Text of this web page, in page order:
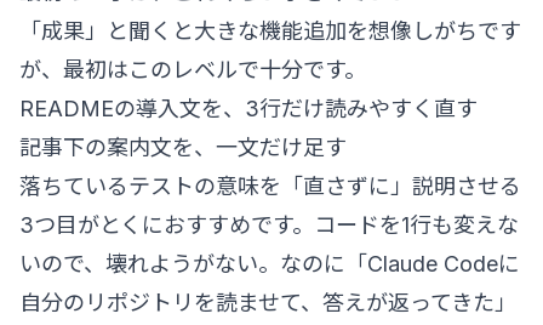
「成果」と聞くと大きな機能追加を想像しがちです
が、最初はこのレベルで十分です。
READMEの導入文を、3行だけ読みやすく直す
記事下の案内文を、一文だけ足す
落ちているテストの意味を「直さずに」説明させる
3つ目がとくにおすすめです。コードを1行も変えな
いので、壊れようがない。なのに「Claude Codeに
自分のリポジトリを読ませて、答えが返ってきた」